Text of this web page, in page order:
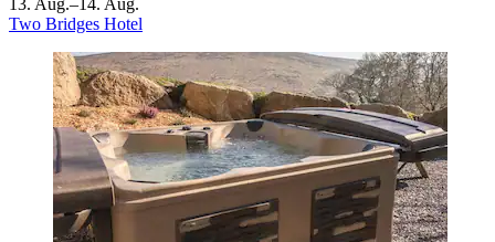
13. Aug.–14. Aug.
Two Bridges Hotel